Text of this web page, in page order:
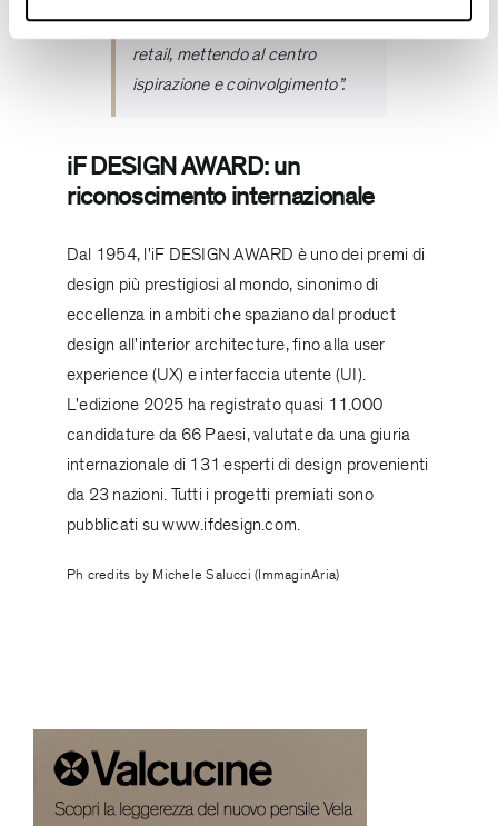
L'evento ha ridefinito gli spazi
retail, mettendo al centro
ispirazione e coinvolgimento”.
iF DESIGN AWARD: un
riconoscimento internazionale
Dal 1954, l'iF DESIGN AWARD è uno dei premi di
design più prestigiosi al mondo, sinonimo di
eccellenza in ambiti che spaziano dal product
design all'interior architecture, fino alla user
experience (UX) e interfaccia utente (UI).
L'edizione 2025 ha registrato quasi 11.000
candidature da 66 Paesi, valutate da una giuria
internazionale di 131 esperti di design provenienti
da 23 nazioni. Tutti i progetti premiati sono
pubblicati suwww.ifdesign.com.
Ph credits by Michele Salucci (ImmaginAria)